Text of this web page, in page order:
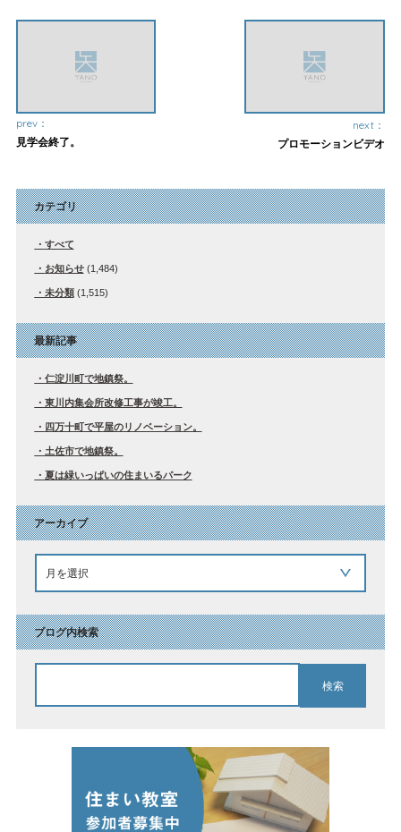
prev：
見学会終了。
next：
プロモーションビデオ
カテゴリ
すべて
お知らせ(1,484)
未分類(1,515)
最新記事
仁淀川町で地鎮祭。
東川内集会所改修工事が竣工。
四万十町で平屋のリノベーション。
土佐市で地鎮祭。
夏は緑いっぱいの住まいるパーク
アーカイブ
ブログ内検索